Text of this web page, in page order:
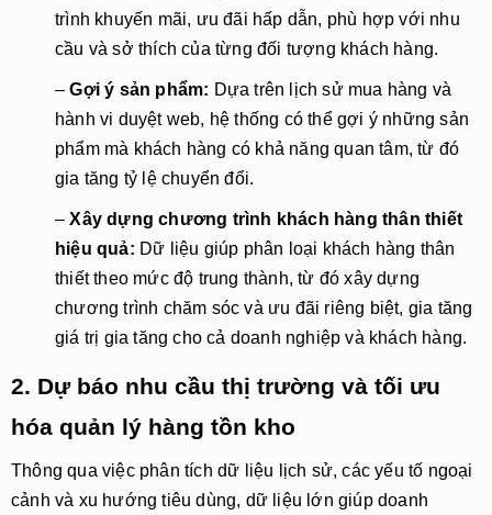
trình khuyến mãi, ưu đãi hấp dẫn, phù hợp với nhu
cầu và sở thích của từng đối tượng khách hàng.
–Gợi ý sản phẩm: Dựa trên lịch sử mua hàng và
hành vi duyệt web, hệ thống có thể gợi ý những sản
phẩm mà khách hàng có khả năng quan tâm, từ đó
gia tăng tỷ lệ chuyển đổi.
–Xây dựng chương trình khách hàng thân thiết
hiệu quả: Dữ liệu giúp phân loại khách hàng thân
thiết theo mức độ trung thành, từ đó xây dựng
chương trình chăm sóc và ưu đãi riêng biệt, gia tăng
giá trị gia tăng cho cả doanh nghiệp và khách hàng.
2. Dự báo nhu cầu thị trường và tối ưu
hóa quản lý hàng tồn kho
Thông qua việc phân tích dữ liệu lịch sử, các yếu tố ngoại
cảnh và xu hướng tiêu dùng, dữ liệu lớn giúp doanh